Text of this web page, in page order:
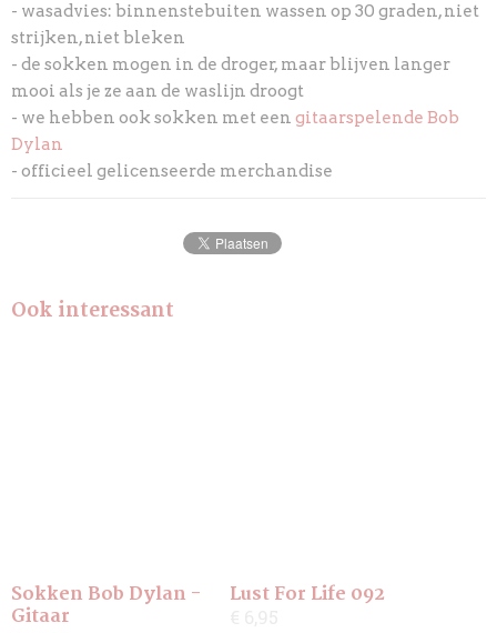
- wasadvies: binnenstebuiten wassen op 30 graden, niet
strijken, niet bleken
- de sokken mogen in de droger, maar blijven langer
mooi als je ze aan de waslijn droogt
- we hebben ook sokken met een gitaarspelende Bob
Dylan
- officieel gelicenseerde merchandise
Ook interessant
Sokken Bob Dylan -
Gitaar
Lust For Life 092